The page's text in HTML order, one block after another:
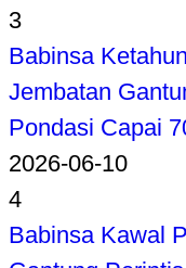
3
Babinsa
Jembatan
Pondasi Capai
2026-06-10
4
Babinsa Kawal